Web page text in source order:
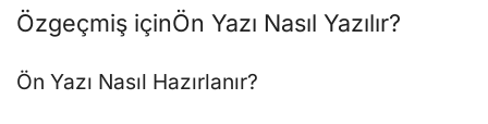
Özgeçmiş içinÖn Yazı Nasıl Yazılır?
Ön Yazı Nasıl Hazırlanır?